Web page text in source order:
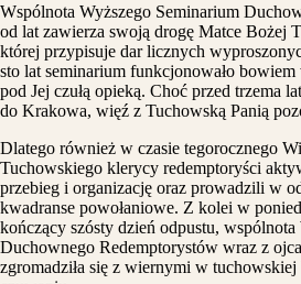
Wspólnota Wyższego Seminarium
od lat zawierza swoją drogę Matce Bożej
której przypisuje dar licznych
sto lat seminarium funkcjonowało
pod Jej czułą opieką. Choć przed trzema
do Krakowa, więź z Tuchowską Panią
Dlatego również w czasie tegorocznego
Tuchowskiego klerycy redemptoryści
przebieg i organizację oraz prowadzili w
kwadranse powołaniowe. Z kolei w
kończący szósty dzień odpustu,
Duchownego Redemptorystów wraz z
zgromadziła się z wiernymi w